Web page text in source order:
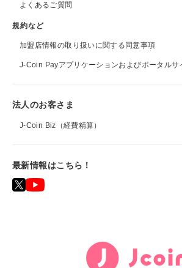
よくあるご質問
規約など
加盟店情報の取り扱いに関する同意事項
J-Coin Payアプリケーションおよびポータルサ
法人のお客さま
J-Coin Biz（経費精算）
最新情報はこちら！
J
-